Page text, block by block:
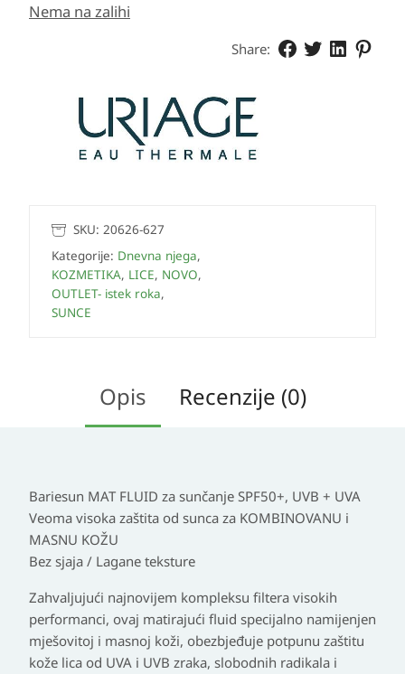
Nema na zalihi
Share:
SKU: 20626-627
Kategorije: Dnevna njega,
KOZMETIKA, LICE, NOVO,
OUTLET- istek roka,
SUNCE
Opis Recenzije (0)
Bariesun MAT FLUID za sunčanje SPF50+, UVB + UVA
Veoma visoka zaštita od sunca za KOMBINOVANU i
MASNU KOŽU
Bez sjaja / Lagane teksture
Zahvaljujući najnovijem kompleksu filtera visokih
performanci, ovaj matirajući fluid specijalno namijenjen
mješovitoj i masnoj koži, obezbjeđuje potpunu zaštitu
kože lica od UVA i UVB zraka, slobodnih radikala i